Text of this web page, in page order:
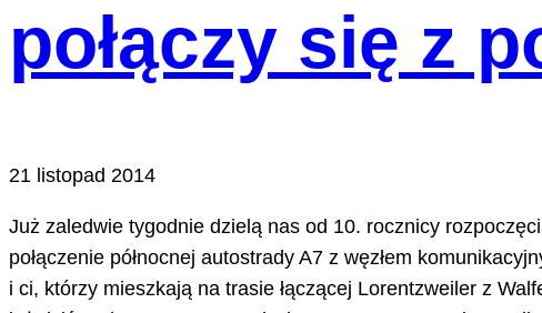
połączy się z
21 listopad 2014
Już zaledwie tygodnie dzielą nas od 10. rocznicy
połączenie północnej autostrady A7 z węzłem
i ci, którzy mieszkają na trasie łączącej Lorentzweiler z